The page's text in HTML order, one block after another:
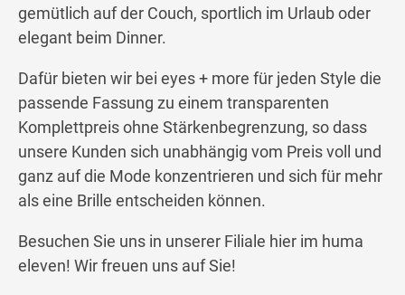
gemütlich auf der Couch, sportlich im Urlaub oder
elegant beim Dinner.
Dafür bieten wir bei eyes + more für jeden Style die
passende Fassung zu einem transparenten
Komplettpreis ohne Stärkenbegrenzung, so dass
unsere Kunden sich unabhängig vom Preis voll und
ganz auf die Mode konzentrieren und sich für mehr
als eine Brille entscheiden können.
Besuchen Sie uns in unserer Filiale hier im huma
eleven! Wir freuen uns auf Sie!